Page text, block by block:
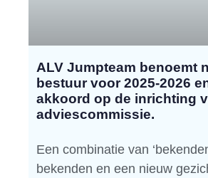
ALV Jumpteam benoemt
bestuur voor 2025-2026
akkoord op de inrichting
adviescommissie.
Een combinatie van
bekenden en een nieuw